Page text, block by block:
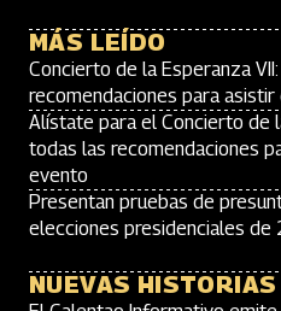
MÁS LEÍDO
Concierto de la Esperanza
recomendaciones para
Alístate para el Concierto de
todas las recomendaciones
evento
Presentan pruebas de
elecciones presidenciales de
NUEVAS HISTORIAS